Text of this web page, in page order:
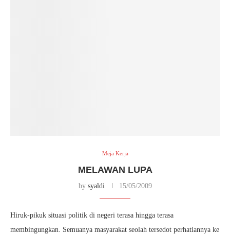
Meja Kerja
MELAWAN LUPA
by syaldi 15/05/2009
Hiruk-pikuk situasi politik di negeri terasa hingga terasa
membingungkan. Semuanya masyarakat seolah tersedot perhatiannya ke